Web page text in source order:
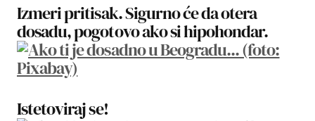
Izmeri pritisak. Sigurno će da otera
dosadu, pogotovo ako si hipohondar.
Istetoviraj se!